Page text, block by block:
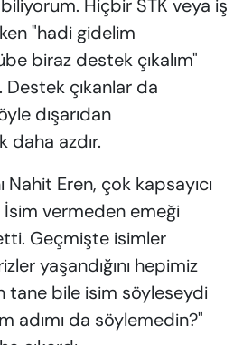
Hiçbir STK veya iş
"hadi gidelim
biraz destek çıkalım"
çıkanlar da
dışarıdan
daha azdır.
Eren, çok kapsayıcı
İsim vermeden emeği
Geçmişte isimler
yaşandığını hepimiz
tane bile isim söyleseydi
adımı da söylemedin?"